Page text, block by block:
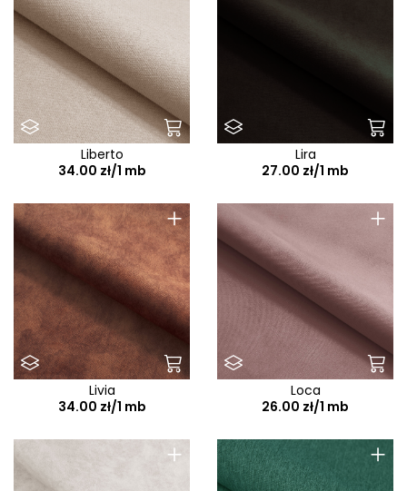
Liberto
34.00 zł/1 mb
Lira
27.00 zł/1 mb
+
Livia
34.00 zł/1 mb
+
Loca
26.00 zł/1 mb
+ +